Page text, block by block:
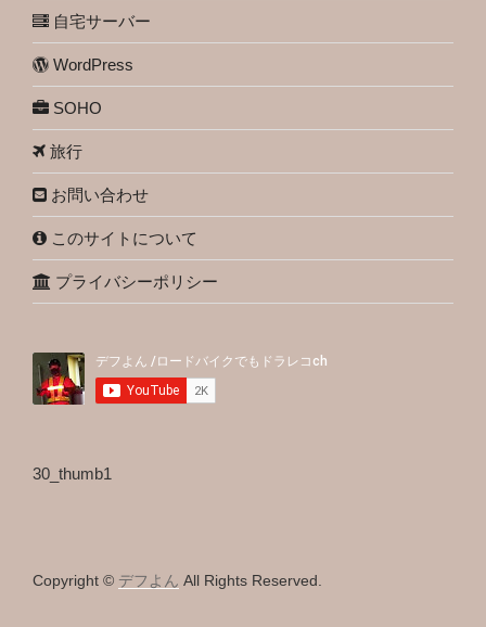
自宅サーバー
WordPress
SOHO
旅行
お問い合わせ
このサイトについて
プライバシーポリシー
30_thumb1
Copyright © デフよん All Rights Reserved.